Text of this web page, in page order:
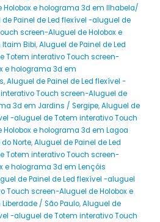
e holograma 3d em Ilhabela/
Painel de Led flexível -aluguel de
screen-Aluguel de Holobox e
Bibi,Aluguel de Painel de Led
Totem interativo Touch screen-
e holograma 3d em
,Aluguel de Painel de Led flexível -
Touch screen-Aluguel de
3d em Jardins / Sergipe,Aluguel de
-aluguel de Totem interativo Touch
e holograma 3d em Lagoa
Norte,Aluguel de Painel de Led
Totem interativo Touch screen-
e holograma 3d em Lençóis
de Painel de Led flexível -aluguel
Touch screen-Aluguel de Holobox e
/ São Paulo,Aluguel de
-aluguel de Totem interativo Touch